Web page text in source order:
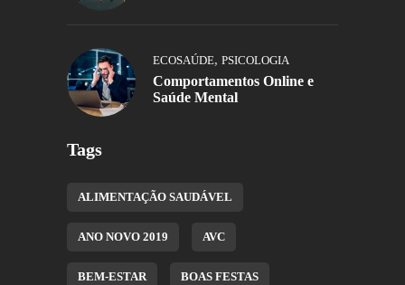
ECOSAÚDE, PSICOLOGIA
Comportamentos Online e
Saúde Mental
Tags
ALIMENTAÇÃO SAUDÁVEL
ANO NOVO 2019 AVC
BEM-ESTAR BOAS FESTAS